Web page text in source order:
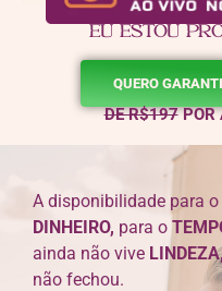
EU ESTOU
QUERO
DE R$197POR
A disponibilidade para o
DINHEIRO, para o
ainda não vive
não fechou.